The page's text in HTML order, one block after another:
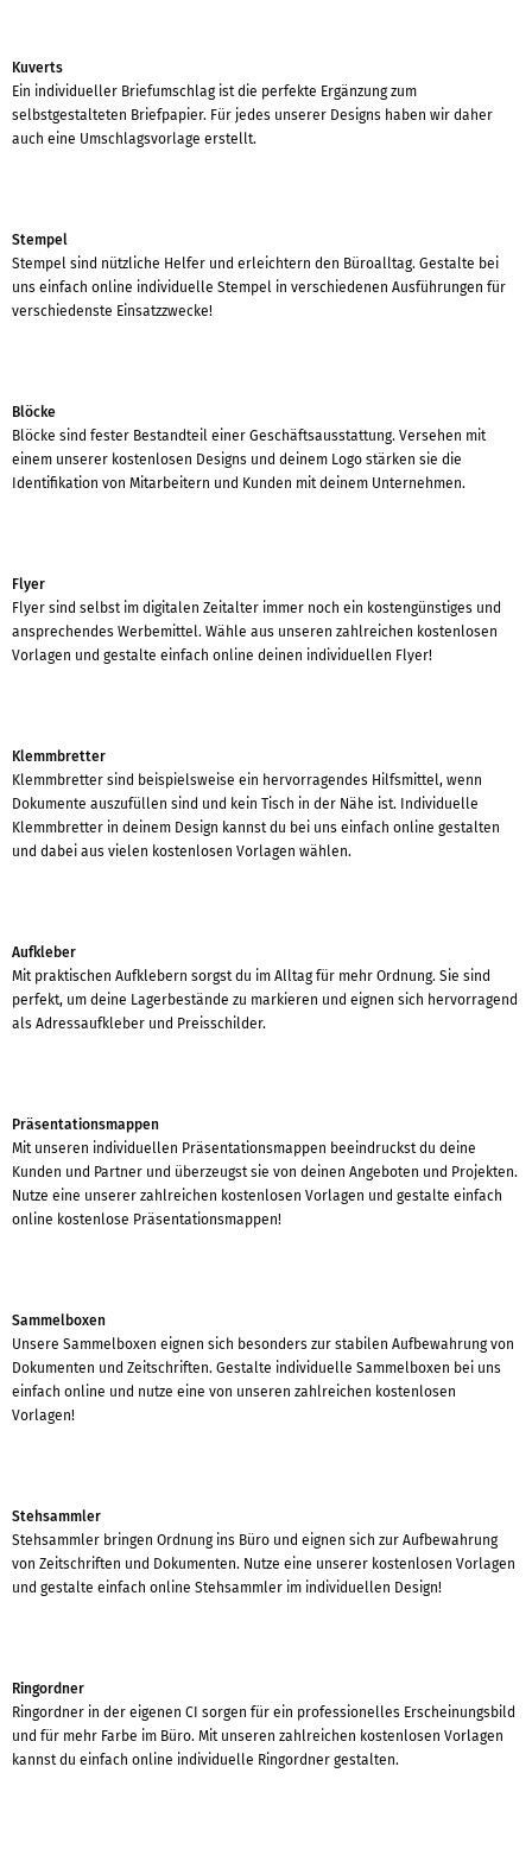
Kuverts
Ein individueller Briefumschlag ist die perfekte Ergänzung zum
selbstgestalteten Briefpapier. Für jedes unserer Designs haben wir daher
auch eine Umschlagsvorlage erstellt.
Stempel
Stempel sind nützliche Helfer und erleichtern den Büroalltag. Gestalte bei
uns einfach online individuelle Stempel in verschiedenen Ausführungen für
verschiedenste Einsatzzwecke!
Blöcke
Blöcke sind fester Bestandteil einer Geschäftsausstattung. Versehen mit
einem unserer kostenlosen Designs und deinem Logo stärken sie die
Identifikation von Mitarbeitern und Kunden mit deinem Unternehmen.
Flyer
Flyer sind selbst im digitalen Zeitalter immer noch ein kostengünstiges und
ansprechendes Werbemittel. Wähle aus unseren zahlreichen kostenlosen
Vorlagen und gestalte einfach online deinen individuellen Flyer!
Klemmbretter
Klemmbretter sind beispielsweise ein hervorragendes Hilfsmittel, wenn
Dokumente auszufüllen sind und kein Tisch in der Nähe ist. Individuelle
Klemmbretter in deinem Design kannst du bei uns einfach online gestalten
und dabei aus vielen kostenlosen Vorlagen wählen.
Aufkleber
Mit praktischen Aufklebern sorgst du im Alltag für mehr Ordnung. Sie sind
perfekt, um deine Lagerbestände zu markieren und eignen sich hervorragend
als Adressaufkleber und Preisschilder.
Präsentationsmappen
Mit unseren individuellen Präsentationsmappen beeindruckst du deine
Kunden und Partner und überzeugst sie von deinen Angeboten und Projekten.
Nutze eine unserer zahlreichen kostenlosen Vorlagen und gestalte einfach
online kostenlose Präsentationsmappen!
Sammelboxen
Unsere Sammelboxen eignen sich besonders zur stabilen Aufbewahrung von
Dokumenten und Zeitschriften. Gestalte individuelle Sammelboxen bei uns
einfach online und nutze eine von unseren zahlreichen kostenlosen
Vorlagen!
Stehsammler
Stehsammler bringen Ordnung ins Büro und eignen sich zur Aufbewahrung
von Zeitschriften und Dokumenten. Nutze eine unserer kostenlosen Vorlagen
und gestalte einfach online Stehsammler im individuellen Design!
Ringordner
Ringordner in der eigenen CI sorgen für ein professionelles Erscheinungsbild
und für mehr Farbe im Büro. Mit unseren zahlreichen kostenlosen Vorlagen
kannst du einfach online individuelle Ringordner gestalten.